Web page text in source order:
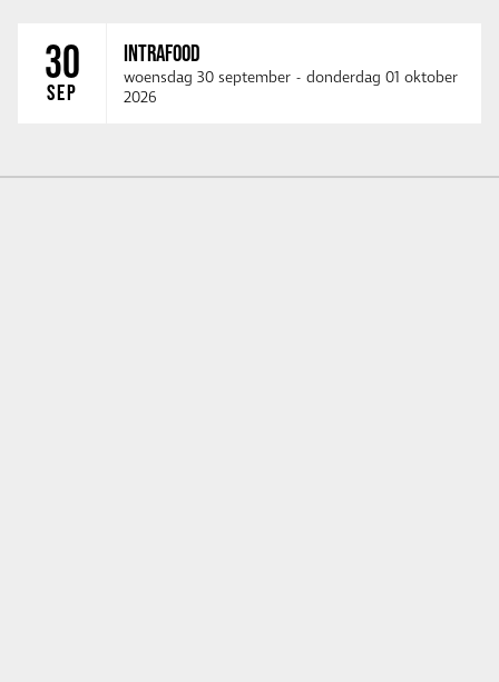
30
SEP
INTRAFOOD
woensdag 30 september - donderdag 01 oktober
2026